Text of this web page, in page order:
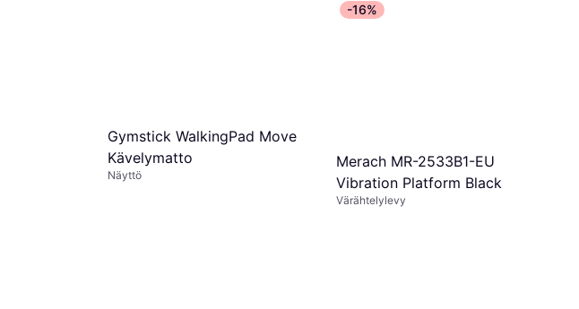
Gymstick WalkingPad Move
Kävelymatto
Näyttö
-16%
Merach MR-2533B1-EU
Vibration Platform Black
Värähtelylevy